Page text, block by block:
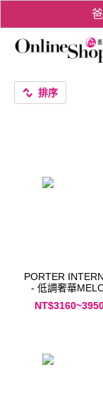
排序
PORTER
- 低調奢華